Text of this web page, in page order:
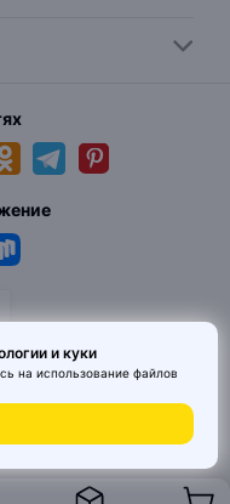
товаров со всего
права защищены.
и куки
на использование файлов